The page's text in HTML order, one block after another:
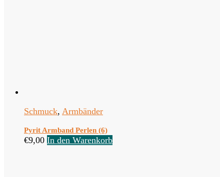
Schmuck, Armbänder
Pyrit Armband Perlen (6)
€9,00 In den Warenkorb